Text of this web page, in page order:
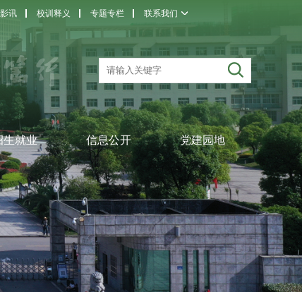
讯 校训释义 专题专栏 联系我们
生就业 信息公开 党建园地